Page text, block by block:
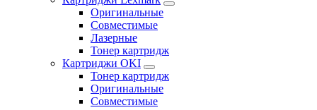
Оригинальные
Совместимые
Лазерные
Тонер картридж
Картриджи OKI
Тонер картридж
Оригинальные
Совместимые